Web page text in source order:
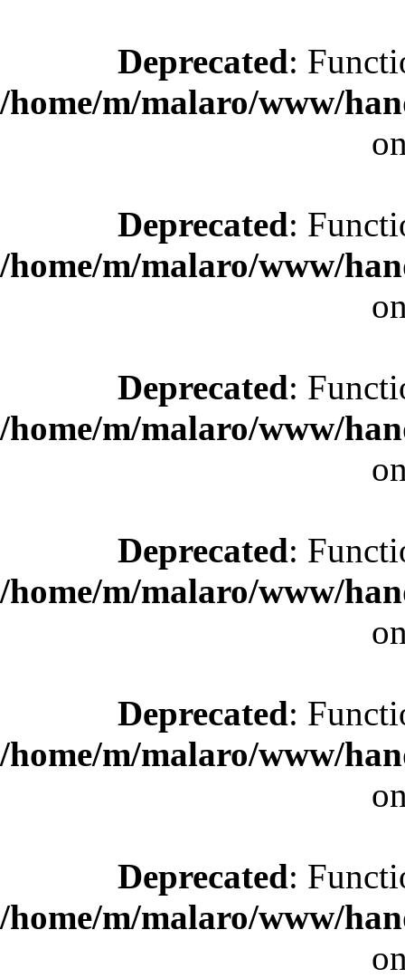
Deprecated:
/home/m/malaro/www/
Deprecated:
/home/m/malaro/www/
Deprecated:
/home/m/malaro/www/
Deprecated:
/home/m/malaro/www/
Deprecated:
/home/m/malaro/www/
Deprecated:
/home/m/malaro/www/